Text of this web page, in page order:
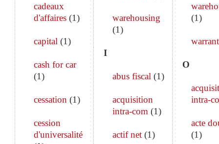
cadeaux
d'affaires (1)
capital (1)
cash for car
(1)
cessation (1)
cession
d'universalité
warehousing
(1)
I
abus fiscal (1)
acquisition
intra-com (1)
actif net(1)
(1)
warrant
O
intra-
acte
(1)